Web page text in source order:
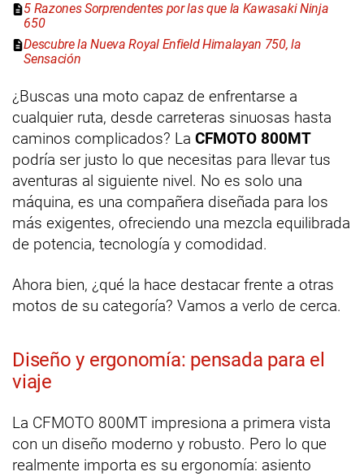
5 Razones Sorprendentes por las que la Kawasaki Ninja
650
Descubre la Nueva Royal Enfield Himalayan 750, la
Sensación
¿Buscas una moto capaz de enfrentarse a
cualquier ruta, desde carreteras sinuosas hasta
caminos complicados? La CFMOTO 800MT
podría ser justo lo que necesitas para llevar tus
aventuras al siguiente nivel. No es solo una
máquina, es una compañera diseñada para los
más exigentes, ofreciendo una mezcla equilibrada
de potencia, tecnología y comodidad.
Ahora bien, ¿qué la hace destacar frente a otras
motos de su categoría? Vamos a verlo de cerca.
Diseño y ergonomía: pensada para el
viaje
La CFMOTO 800MT impresiona a primera vista
con un diseño moderno y robusto. Pero lo que
realmente importa es su ergonomía: asiento